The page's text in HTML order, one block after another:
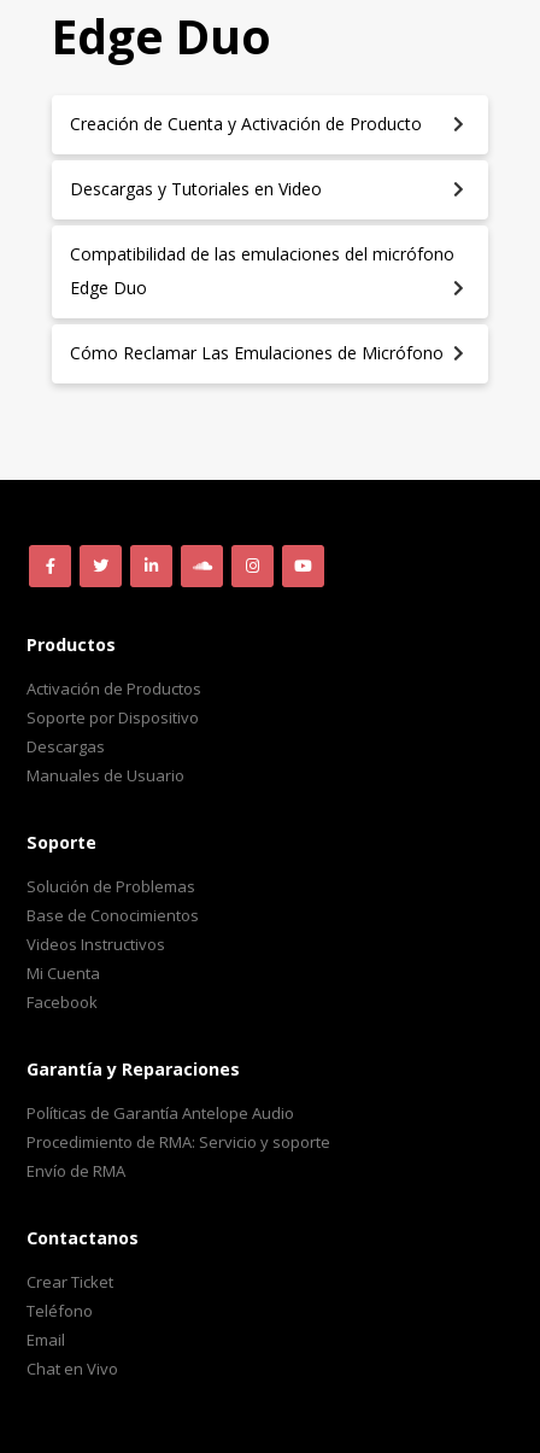
Edge Duo
Creación de Cuenta y Activación de Producto
Descargas y Tutoriales en Video
Compatibilidad de las emulaciones del micrófono
Edge Duo
Cómo Reclamar Las Emulaciones de Micrófono
Productos
Activación de Productos
Soporte por Dispositivo
Descargas
Manuales de Usuario
Soporte
Solución de Problemas
Base de Conocimientos
Videos Instructivos
Mi Cuenta
Facebook
Garantía y Reparaciones
Políticas de Garantía Antelope Audio
Procedimiento de RMA: Servicio y soporte
Envío de RMA
Contactanos
Crear Ticket
Teléfono
Email
Chat en Vivo